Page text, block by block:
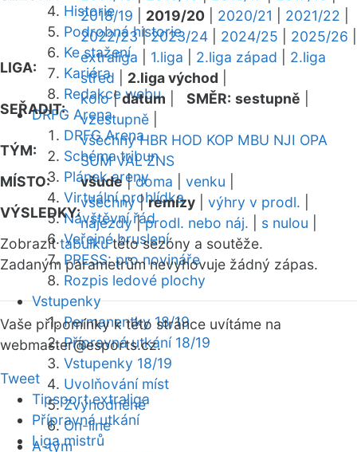
Historie
Podrobná historie
Ke stažení
Kariéra
Redakce webu
DRFG Arena
DRFG Arena
Schéma tribun
Plánek areny
Virtuální prohlídka
Návštěvní řád
Veřejné bruslení
PRESS: pro novináře
Rozpis ledové plochy
Vstupenky
Permanentky 18/19
Přípravná utkání 18/19
Vstupenky 18/19
Uvolňování míst
Zvýhodněné
On-line
A-tým
2018/19
2019/20 2020/21 2021/22
2022/23|2023/24 2024/25 2025/26
LIGA:
extraliga 1.liga 2.liga západ
2.liga
střed
2.liga východ
SEŘADIT:
kolo|datum SMĚR: sestupně
vzestupně
TÝM:
všechny HBR HOD KOP MBU NJI OPA
SUM VAL ZNS
MÍSTO:
všude|doma venku
VÝSLEDKY:
všechny|remízy výhry v prodl.
nájezdy|prodl. nebo náj. s nulou
Zobrazittabulkutéto sezóny a soutěže.
Zadaným parametrům nevyhovuje žádný zápas.
Vaše připomínky k této stránce uvítáme na
webmaster@esports.cz.
Tweet
Tipsport extraliga
Přípravná utkání
Liga mistrů